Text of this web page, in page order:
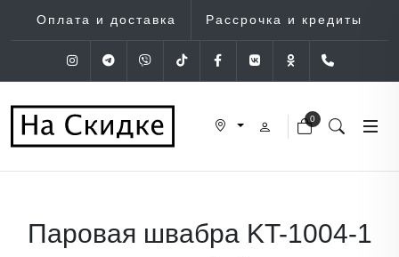
Оплата и доставка Рассрочка и кредиты
InstagramTelegram
Viber Tik-Tok Facebook
VK OK
0
Паровая швабра KT-1004-1